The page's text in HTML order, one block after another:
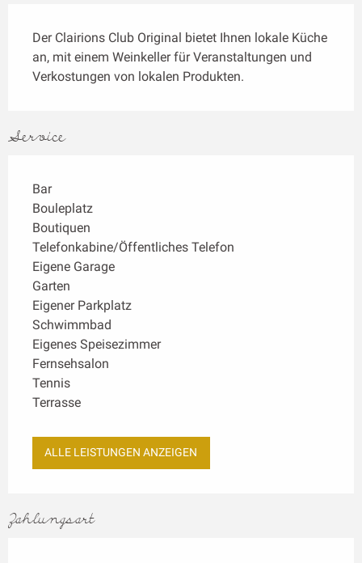
Der Clairions Club Original bietet Ihnen lokale Küche
an, mit einem Weinkeller für Veranstaltungen und
Verkostungen von lokalen Produkten.
Service
Bar
Bouleplatz
Boutiquen
Telefonkabine/Öffentliches Telefon
Eigene Garage
Garten
Eigener Parkplatz
Schwimmbad
Eigenes Speisezimmer
Fernsehsalon
Tennis
Terrasse
ALLE LEISTUNGEN ANZEIGEN
Zahlungsart